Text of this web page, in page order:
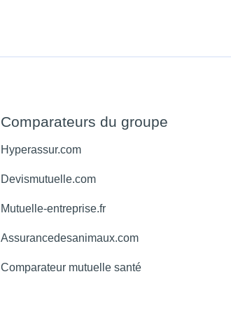
Comparateurs du groupe
Hyperassur.com
Devismutuelle.com
Mutuelle-entreprise.fr
Assurancedesanimaux.com
Comparateur mutuelle santé